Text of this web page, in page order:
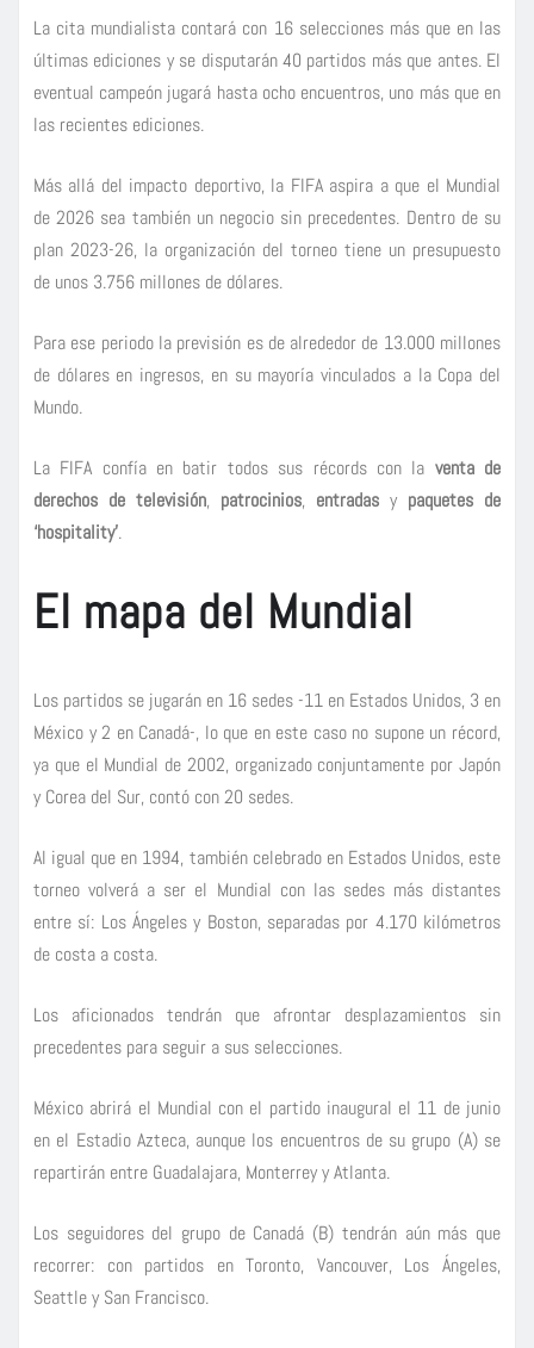
La cita mundialista contará con 16 selecciones más que en las
últimas ediciones y se disputarán 40 partidos más que antes. El
eventual campeón jugará hasta ocho encuentros, uno más que en
las recientes ediciones.
Más allá del impacto deportivo, la FIFA aspira a que el Mundial
de 2026 sea también un negocio sin precedentes. Dentro de su
plan 2023-26, la organización del torneo tiene un presupuesto
de unos 3.756 millones de dólares.
Para ese periodo la previsión es de alrededor de 13.000 millones
de dólares en ingresos, en su mayoría vinculados a la Copa del
Mundo.
La FIFA confía en batir todos sus récords con la venta de
derechos de televisión, patrocinios, entradas y paquetes de
‘hospitality’.
El mapa del Mundial
Los partidos se jugarán en 16 sedes -11 en Estados Unidos, 3 en
México y 2 en Canadá-, lo que en este caso no supone un récord,
ya que el Mundial de 2002, organizado conjuntamente por Japón
y Corea del Sur, contó con 20 sedes.
Al igual que en 1994, también celebrado en Estados Unidos, este
torneo volverá a ser el Mundial con las sedes más distantes
entre sí: Los Ángeles y Boston, separadas por 4.170 kilómetros
de costa a costa.
Los aficionados tendrán que afrontar desplazamientos sin
precedentes para seguir a sus selecciones.
México abrirá el Mundial con el partido inaugural el 11 de junio
en el Estadio Azteca, aunque los encuentros de su grupo (A) se
repartirán entre Guadalajara, Monterrey y Atlanta.
Los seguidores del grupo de Canadá (B) tendrán aún más que
recorrer: con partidos en Toronto, Vancouver, Los Ángeles,
Seattle y San Francisco.